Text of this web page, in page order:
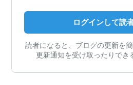
ログインして読
読者になると、ブログの更新を
更新通知を受け取ったりでき